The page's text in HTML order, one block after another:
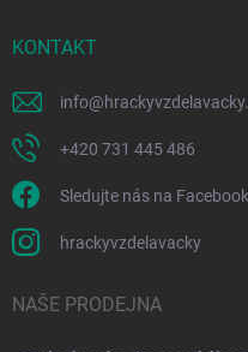
KONTAKT
info@
+420 731 445 486
Sledujte nás na
hrackyvzdelavacky
NAŠE PRODEJNA